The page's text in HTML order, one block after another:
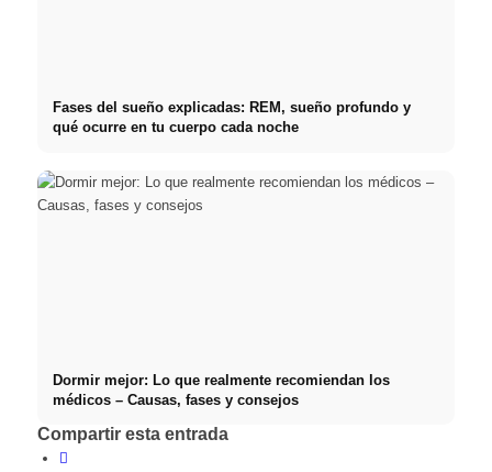
Fases del sueño explicadas: REM, sueño profundo y
qué ocurre en tu cuerpo cada noche
Dormir mejor: Lo que realmente recomiendan los
médicos – Causas, fases y consejos
Compartir esta entrada